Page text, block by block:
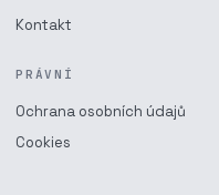
Kontakt
PRÁVNÍ
Ochrana osobních údajů
Cookies